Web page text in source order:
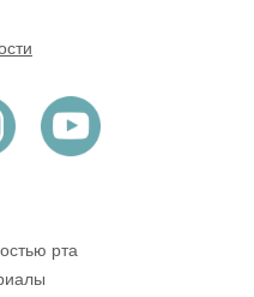
рта